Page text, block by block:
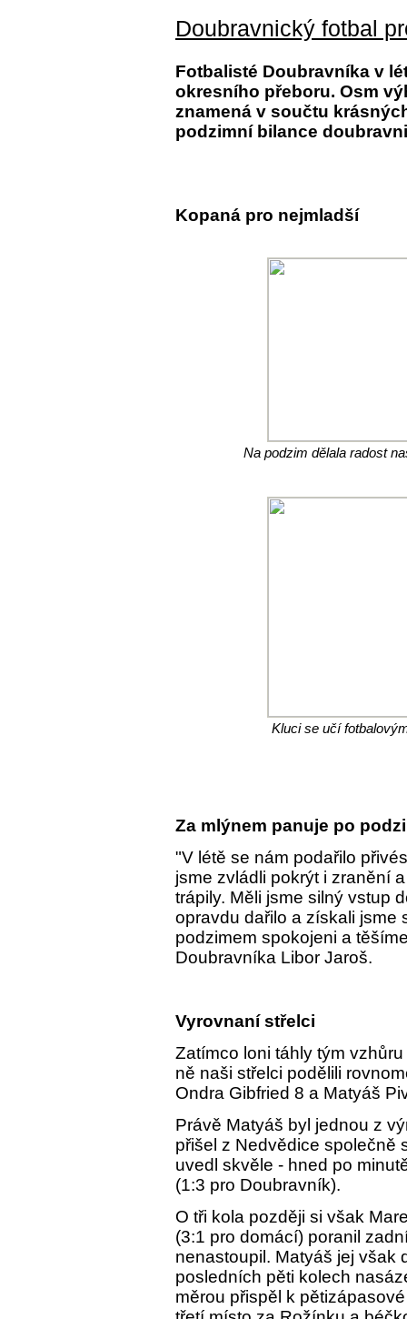
Doubravnický fotbal
Fotbalisté Doubravníka v
okresního přeboru. Osm
znamená v součtu
podzimní bilance
Kopaná pro nejmladší
Na podzim dělala radost
Kluci se učí
Za mlýnem panuje po
"V létě se nám podařilo
jsme zvládli pokrýt i zranění
trápily. Měli jsme silný vstup
opravdu dařilo a získali jsme
podzimem spokojeni a
Doubravníka Libor Jaroš.
Vyrovnaní střelci
Zatímco loni táhly tým
ně naši střelci podělili
Ondra Gibfried 8 a Matyáš
Právě Matyáš byl jednou z
přišel z Nedvědice společně
uvedl skvěle - hned po
(1:3 pro Doubravník).
O tři kola později si však
(3:1 pro domácí) poranil
nenastoupil. Matyáš jej však
posledních pěti kolech
měrou přispěl k